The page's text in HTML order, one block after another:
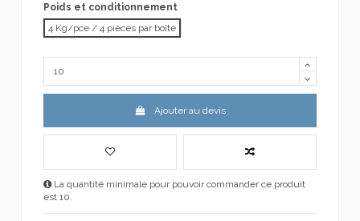
Poids et conditionnement
4 Kg/pce / 4 pièces par boîte
Ajouter au devis
La quantité minimale pour pouvoir commander ce produit
est 10.